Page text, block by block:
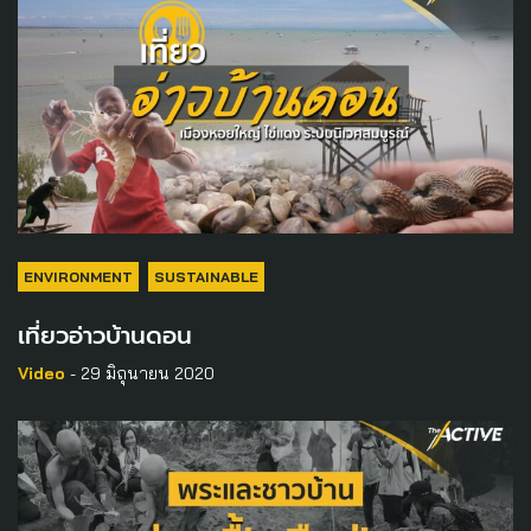
ENVIRONMENT SUSTAINABLE
เที่ยวอ่าวบ้านดอน
Video - 29 มิถุนายน 2020